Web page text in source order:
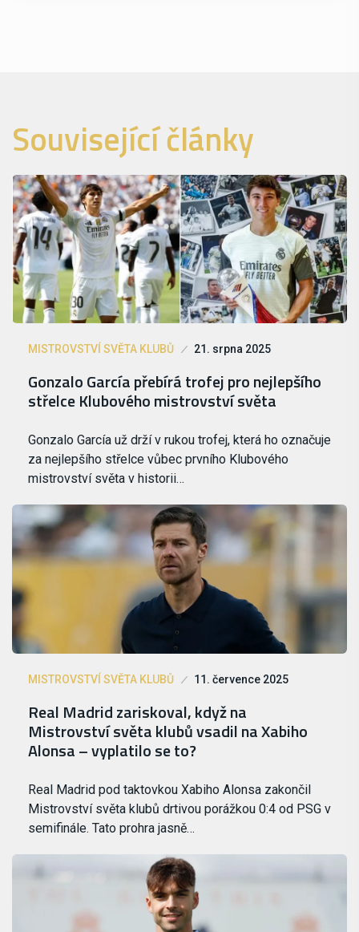
Související články
MISTROVSTVÍ SVĚTA KLUBŮ 21. srpna 2025
Gonzalo García přebírá trofej pro nejlepšího
střelce Klubového mistrovství světa
Gonzalo García už drží v rukou trofej, která ho označuje
za nejlepšího střelce vůbec prvního Klubového
mistrovství světa v historii…
MISTROVSTVÍ SVĚTA KLUBŮ 11. července 2025
Real Madrid zariskoval, když na
Mistrovství světa klubů vsadil na Xabiho
Alonsa – vyplatilo se to?
Real Madrid pod taktovkou Xabiho Alonsa zakončil
Mistrovství světa klubů drtivou porážkou 0:4 od PSG v
semifinále. Tato prohra jasně…